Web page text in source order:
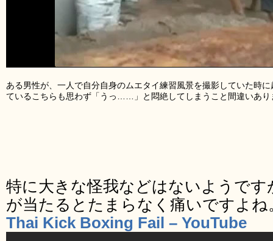
ある男性が、一人で自分自身のムエタイ練習風景を撮影していた時
ているこちらも思わず「うっ……」と悶絶してしまうこと間違いあり
特に大きな怪我などはないようで
が当たるとたまらなく痛いですよ
Thai Kick Boxing Fail – YouTube